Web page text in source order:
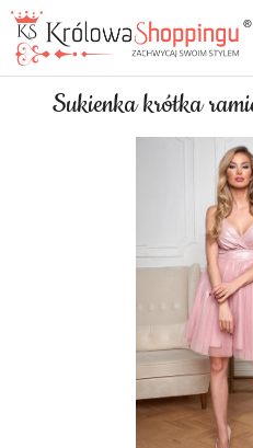
Sukienka krótka